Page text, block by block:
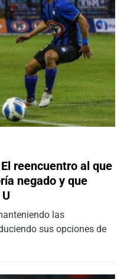
reencuentro al que
negado y que
las
sus opciones de